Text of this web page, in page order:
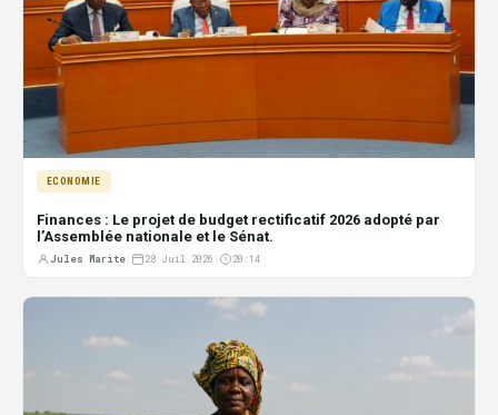
ECONOMIE
Finances : Le projet de budget rectificatif 2026 adopté par
l’Assemblée nationale et le Sénat.
Jules Marite 28 Juil 2026 20:14